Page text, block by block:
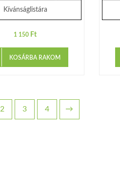
Kívánságlistára
1 150 Ft
KOSÁRBA RAKOM
2 3 4 →